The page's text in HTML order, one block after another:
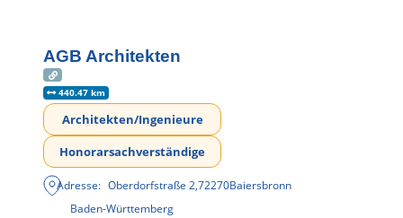
AGB Architekten
440.47 km
Architekten/Ingenieure
Honorarsachverständige
Adresse: Oberdorfstraße 2,72270Baiersbronn
Baden-Württemberg